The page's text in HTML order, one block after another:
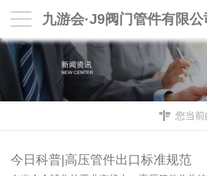
九游会·J9阀门管件有限公
您当前
今日科普|高压管件出口标准规范